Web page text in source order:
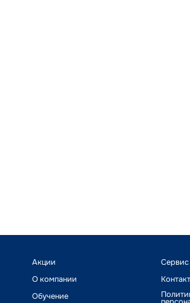
Акции
О компании
Обучение
Сервис